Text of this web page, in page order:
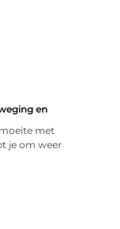
en
met
je om weer